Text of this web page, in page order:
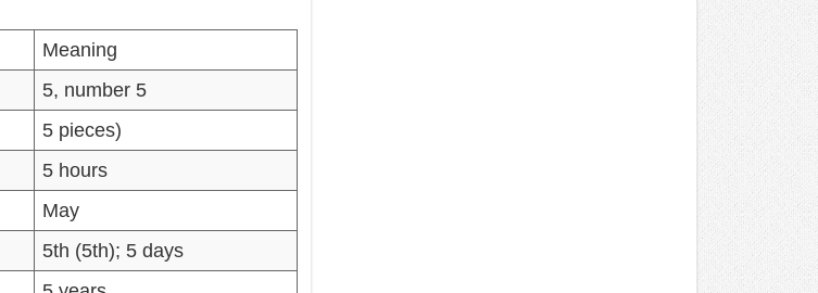
Meaning
5, number 5
5 pieces)
5 hours
May
5th (5th); 5 days